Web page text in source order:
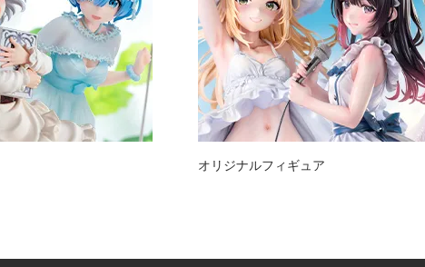
オリジナルフィギュア